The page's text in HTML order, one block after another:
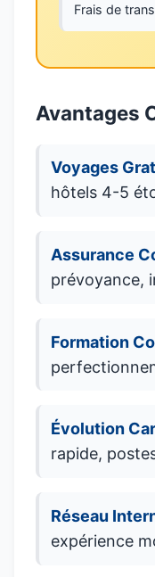
Frais de
Avantages
Voyages
hôtels 4-5
Assurance
prévoyance,
Formation
Évolution
rapide,
Réseau
expérience